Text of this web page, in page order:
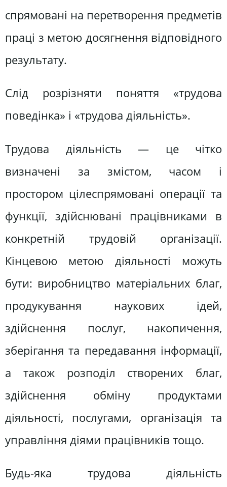
спрямовані на перетворення предметів
праці з метою досягнення відповідного
результату.
Слід розрізняти поняття «трудова
поведінка» і «трудова діяльність».
Трудова діяльність — це чітко
визначені за змістом, часом і
простором цілеспрямовані операції та
функції, здійснювані працівниками в
конкретній трудовій організації.
Кінцевою метою діяльності можуть
бути: виробництво матеріальних благ,
продукування наукових ідей,
здійснення послуг, накопичення,
зберігання та передавання інформації,
а також розподіл створених благ,
здійснення обміну продуктами
діяльності, послугами, організація та
управління діями працівників тощо.
Будь-яка трудова діяльність